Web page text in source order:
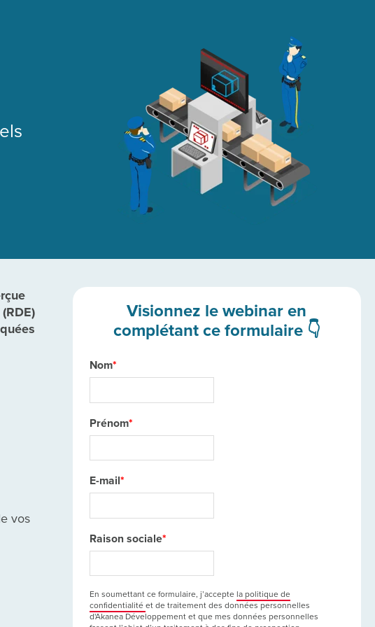
vos
Visionnez le webinar en
complétant ce formulaire 👇
Nom*
Prénom*
E-mail*
Raison sociale*
En soumettant ce formulaire, j’accepte la politique de
confidentialitéet de traitement des données personnelles
d'Akanea Développement et que mes données personnelles